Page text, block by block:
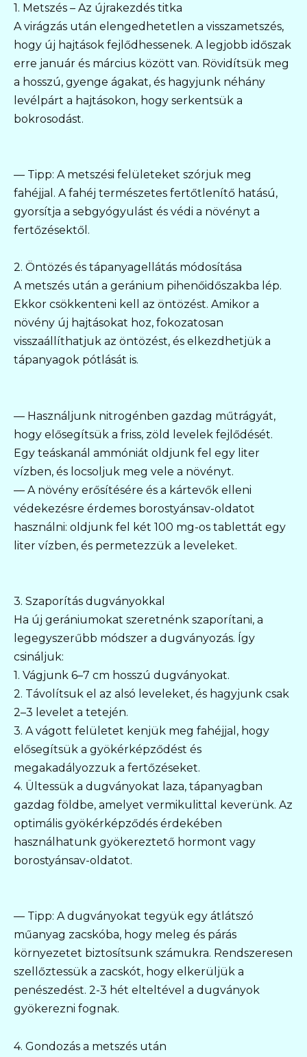
1. Metszés – Az újrakezdés titka
A virágzás után elengedhetetlen a visszametszés,
hogy új hajtások fejlődhessenek. A legjobb időszak
erre január és március között van. Rövidítsük meg
a hosszú, gyenge ágakat, és hagyjunk néhány
levélpárt a hajtásokon, hogy serkentsük a
bokrosodást.
— Tipp: A metszési felületeket szórjuk meg
fahéjjal. A fahéj természetes fertőtlenítő hatású,
gyorsítja a sebgyógyulást és védi a növényt a
fertőzésektől.
2. Öntözés és tápanyagellátás módosítása
A metszés után a geránium pihenőidőszakba lép.
Ekkor csökkenteni kell az öntözést. Amikor a
növény új hajtásokat hoz, fokozatosan
visszaállíthatjuk az öntözést, és elkezdhetjük a
tápanyagok pótlását is.
— Használjunk nitrogénben gazdag műtrágyát,
hogy elősegítsük a friss, zöld levelek fejlődését.
Egy teáskanál ammóniát oldjunk fel egy liter
vízben, és locsoljuk meg vele a növényt.
— A növény erősítésére és a kártevők elleni
védekezésre érdemes borostyánsav-oldatot
használni: oldjunk fel két 100 mg-os tablettát egy
liter vízben, és permetezzük a leveleket.
3. Szaporítás dugványokkal
Ha új gerániumokat szeretnénk szaporítani, a
legegyszerűbb módszer a dugványozás. Így
csináljuk:
1. Vágjunk 6–7 cm hosszú dugványokat.
2. Távolítsuk el az alsó leveleket, és hagyjunk csak
2–3 levelet a tetején.
3. A vágott felületet kenjük meg fahéjjal, hogy
elősegítsük a gyökérképződést és
megakadályozzuk a fertőzéseket.
4. Ültessük a dugványokat laza, tápanyagban
gazdag földbe, amelyet vermikulittal keverünk. Az
optimális gyökérképződés érdekében
használhatunk gyökereztető hormont vagy
borostyánsav-oldatot.
— Tipp: A dugványokat tegyük egy átlátszó
műanyag zacskóba, hogy meleg és párás
környezetet biztosítsunk számukra. Rendszeresen
szellőztessük a zacskót, hogy elkerüljük a
penészedést. 2-3 hét elteltével a dugványok
gyökerezni fognak.
4. Gondozás a metszés után